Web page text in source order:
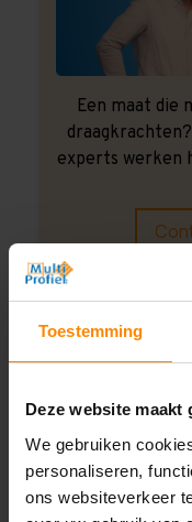
Toestemming
Deze website maakt
We gebruiken
personaliseren,
ons websiteverkeer
Een maat die
experts werken